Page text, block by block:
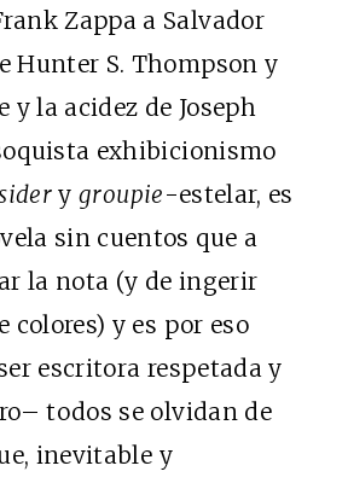
Zappa a Salvador
Hunter S. Thompson y
y la acidez de Joseph
exhibicionismo
ygroupie-estelar, es
sin cuentos que a
la nota (y de ingerir
y es por eso
escritora respetada y
todos se olvidan de
inevitable y